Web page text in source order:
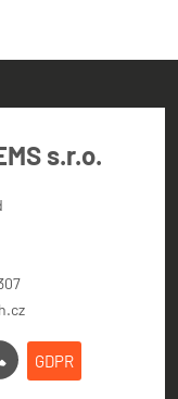
s.r.o.
GDPR